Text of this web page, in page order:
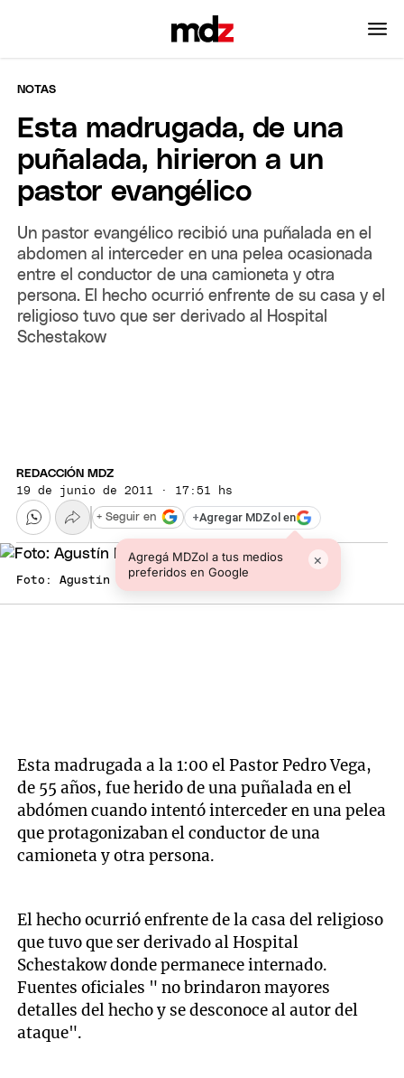
NOTAS
Esta madrugada, de una
puñalada, hirieron a un
pastor evangélico
Un pastor evangélico recibió una puñalada en el
abdomen al interceder en una pelea ocasionada
entre el conductor de una camioneta y otra
persona. El hecho ocurrió enfrente de su casa y el
religioso tuvo que ser derivado al Hospital
Schestakow
REDACCIÓN MDZ
19 de junio de 2011 · 17:51 hs
+Agregar MDZol en
Agregá MDZol a tus medios
preferidos en Google
×
+ Seguir en
Foto: Agustín Mauricio/Mediamza.com
Esta madrugada a la 1:00 el Pastor Pedro Vega,
de 55 años, fue herido de una puñalada en el
abdómen cuando intentó interceder en una pelea
que protagonizaban el conductor de una
camioneta y otra persona.
El hecho ocurrió enfrente de la casa del religioso
que tuvo que ser derivado al Hospital
Schestakow donde permanece internado.
Fuentes oficiales " no brindaron mayores
detalles del hecho y se desconoce al autor del
ataque".